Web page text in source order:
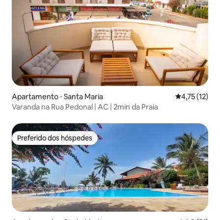
Apartamento ⋅ Santa Maria 4,75 de uma
4,75 (12)
Varanda na Rua Pedonal | AC | 2min da Praia
Preferido dos hóspedes
Preferido dos hóspedes